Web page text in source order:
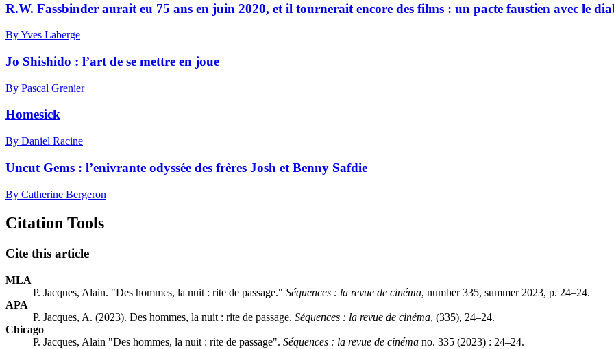
R.W. Fassbinder aurait eu 75 ans en juin 2020, et il tournerait encore des films : un pacte faustien avec le
By Yves Laberge
Jo Shishido : l’art de se mettre en joue
By Pascal Grenier
Homesick
By Daniel Racine
Uncut Gems : l’enivrante odyssée des frères Josh et Benny Safdie
By Catherine Bergeron
Citation Tools
Cite this article
MLA
P. Jacques, Alain. "Des hommes, la nuit : rite de passage." Séquences : la revue de cinéma, number 335, summer 2023, p. 24–24.
APA
P. Jacques, A. (2023). Des hommes, la nuit : rite de passage. Séquences : la revue de cinéma, (335), 24–24.
Chicago
P. Jacques, Alain "Des hommes, la nuit : rite de passage". Séquences : la revue de cinéma no. 335 (2023) : 24–24.